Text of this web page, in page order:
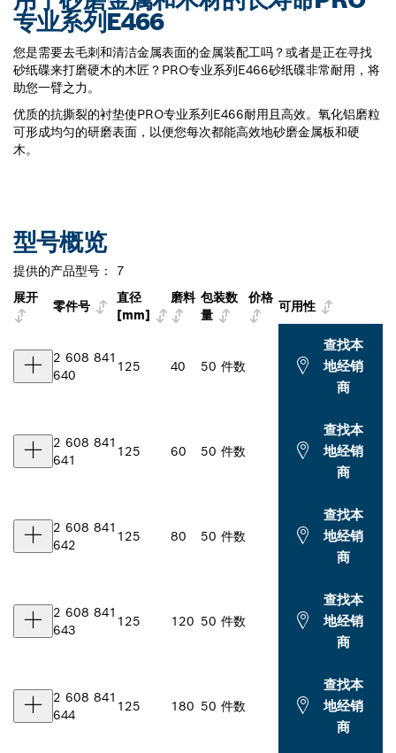
专业系列E466
您是需要去毛刺和清洁金属表面的金属装配工吗？或者是正在寻找
砂纸碟来打磨硬木的木匠？PRO专业系列E466砂纸碟非常耐用，将
助您一臂之力。
优质的抗撕裂的衬垫使PRO专业系列E466耐用且高效。氧化铝磨粒
可形成均匀的研磨表面，以便您每次都能高效地砂磨金属板和硬
木。
型号概览
提供的产品型号：
7
展开
零件号
直径
[mm]
磨料 包装数
量
价格
可用性
2 608 841
640
125 40 50 件数
查找本
地经销
商
2 608 841
641
125 60 50 件数
查找本
地经销
商
2 608 841
642
125 80 50 件数
查找本
地经销
商
2 608 841
643
125 120 50 件数
查找本
地经销
商
2 608 841
644
125 180 50 件数
查找本
地经销
商